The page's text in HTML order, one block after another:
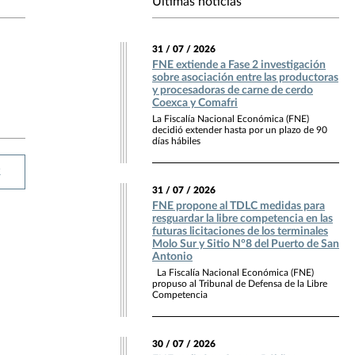
31 / 07 / 2026
FNE extiende a Fase 2 investigación
sobre asociación entre las productoras
y procesadoras de carne de cerdo
Coexca y Comafri
La Fiscalía Nacional Económica (FNE)
decidió extender hasta por un plazo de 90
días hábiles
31 / 07 / 2026
FNE propone al TDLC medidas para
resguardar la libre competencia en las
futuras licitaciones de los terminales
Molo Sur y Sitio N°8 del Puerto de San
Antonio
La Fiscalía Nacional Económica (FNE)
propuso al Tribunal de Defensa de la Libre
Competencia
30 / 07 / 2026